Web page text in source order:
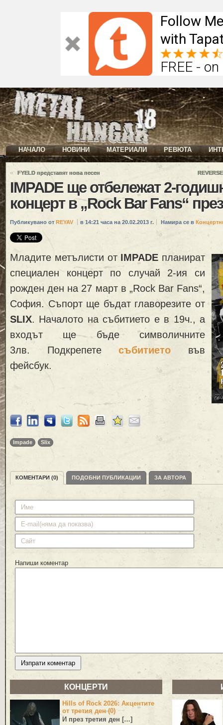
Follow
with
FREE -
НАЧАЛО НОВИНИ МАТЕРИАЛИ РЕВЮТА
« FYELD представят нова песен
IMPADE ще отбележат 2-
концерт в „Rock Bar Fans“
Публикувано от REYAV в 14:21 часа на 20.02.2013 г. Намира се в
Младите метълисти от IMPADE планират
специален концерт по случай 2-ия си
рожден ден на 27 март в „Rock Bar Fans“,
София. Съпорт ще бъдат главорезите от
SLIX. Началото на събитието е в 19ч., а
входът ще бъде символичните
3лв. Подкрепетесъбитието във
фейсбук.
Impade Slix
КОМЕНТАРИ (0) ПОДОБНИ ПУБЛИКАЦИИ ЗА АВТОРА
Напиши коментар
КОНЦЕРТИ
Hills of Rock 2026: Акцентите
от третия ден (0)
И през третия ден […]